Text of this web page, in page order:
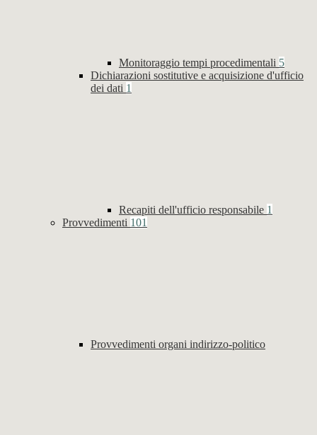
Monitoraggio tempi procedimentali 5
Dichiarazioni sostitutive e acquisizione d'ufficio
dei dati 1
Recapiti dell'ufficio responsabile 1
Provvedimenti 101
Provvedimenti organi indirizzo-politico